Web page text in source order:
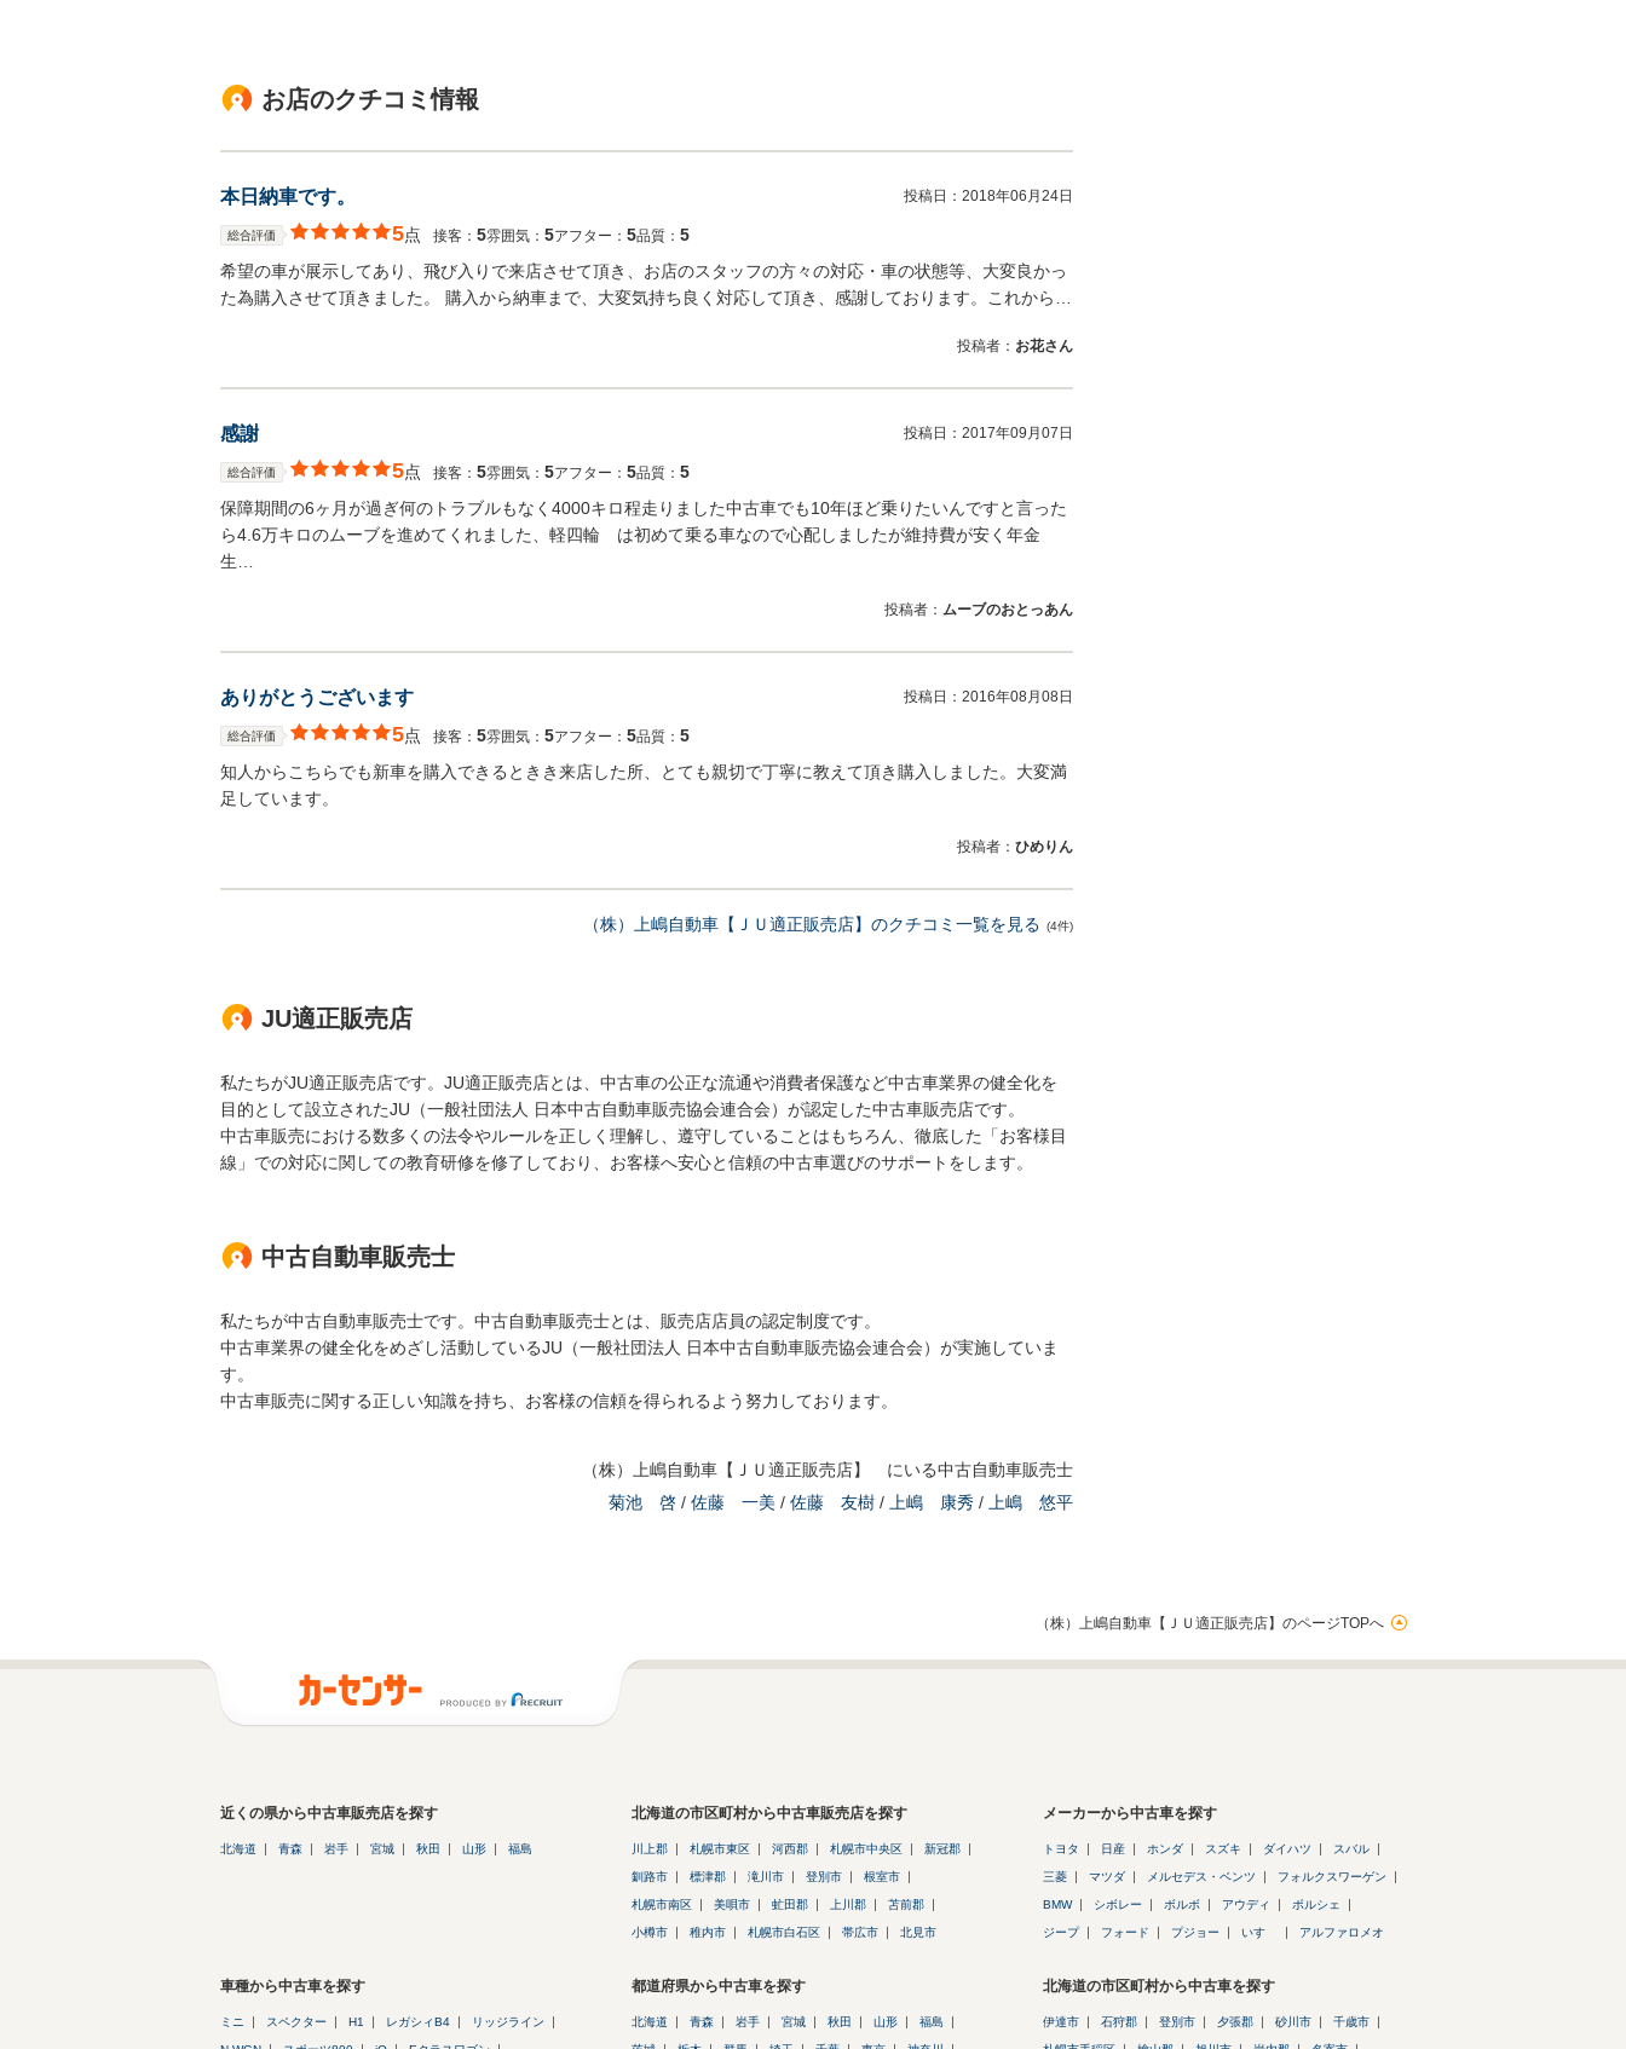
お店のクチコミ情報
本日納車です。 投稿日： 2018年06月24日
総合評価 5点 接客： 5雰囲気： 5アフター： 5品質： 5
希望の車が展示してあり、飛び入りで来店させて頂き、お店のスタッフの方々の対応・車の状態等、大変良かっ
た為購入させて頂きました。 購入から納車まで、大変気持ち良く対応して頂き、感謝しております。これから…
投稿者： お花さん
感謝 投稿日： 2017年09月07日
総合評価 5点 接客： 5雰囲気： 5アフター： 5品質： 5
保障期間の6ヶ月が過ぎ何のトラブルもなく4000キロ程走りました中古車でも10年ほど乗りたいんですと言った
ら4.6万キロのムーブを進めてくれました、軽四輪 は初めて乗る車なので心配しましたが維持費が安く年金
生…
投稿者： ムーブのおとっあん
ありがとうございます 投稿日： 2016年08月08日
総合評価 5点 接客： 5雰囲気： 5アフター： 5品質： 5
知人からこちらでも新車を購入できるときき来店した所、とても親切で丁寧に教えて頂き購入しました。大変満
足しています。
投稿者： ひめりん
（株）上嶋自動車【ＪＵ適正販売店】のクチコミ一覧を見る (4件)
JU適正販売店
私たちがJU適正販売店です。JU適正販売店とは、中古車の公正な流通や消費者保護など中古車業界の健全化を
目的として設立されたJU（一般社団法人 日本中古自動車販売協会連合会）が認定した中古車販売店です。
中古車販売における数多くの法令やルールを正しく理解し、遵守していることはもちろん、徹底した「お客様目
線」での対応に関しての教育研修を修了しており、お客様へ安心と信頼の中古車選びのサポートをします。
中古自動車販売士
私たちが中古自動車販売士です。中古自動車販売士とは、販売店店員の認定制度です。
中古車業界の健全化をめざし活動しているJU（一般社団法人 日本中古自動車販売協会連合会）が実施していま
す。
中古車販売に関する正しい知識を持ち、お客様の信頼を得られるよう努力しております。
（株）上嶋自動車【ＪＵ適正販売店】 にいる中古自動車販売士
菊池 啓 / 佐藤 一美 / 佐藤 友樹 / 上嶋 康秀 / 上嶋 悠平
（株）上嶋自動車【ＪＵ適正販売店】のページTOPへ
近くの県から中古車販売店を探す
北海道 青森 岩手 宮城 秋田 山形 福島
北海道の市区町村から中古車販売店を探す
川上郡 札幌市東区 河西郡 札幌市中央区 新冠郡
釧路市 標津郡 滝川市 登別市 根室市
札幌市南区 美唄市 虻田郡 上川郡 苫前郡
小樽市 稚内市 札幌市白石区 帯広市 北見市
メーカーから中古車を探す
トヨタ 日産 ホンダ スズキ ダイハツ スバル
三菱 マツダ メルセデス・ベンツ フォルクスワーゲン
BMW シボレー ボルボ アウディ ポルシェ
ジープ フォード プジョー いすゞ アルファロメオ
車種から中古車を探す
ミニ スペクター H1 レガシィB4 リッジライン
都道府県から中古車を探す
北海道 青森 岩手 宮城 秋田 山形 福島
北海道の市区町村から中古車を探す
伊達市 石狩郡 登別市 夕張郡 砂川市 千歳市